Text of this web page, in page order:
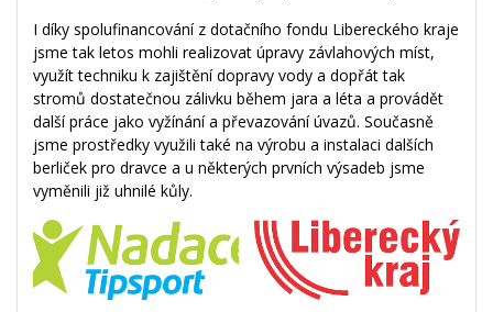
I díky spolufinancování z dotačního fondu Libereckého kraje
jsme tak letos mohli realizovat úpravy závlahových míst,
využít techniku k zajištění dopravy vody a dopřát tak
stromů dostatečnou zálivku během jara a léta a provádět
další práce jako vyžínání a převazování úvazů. Současně
jsme prostředky využili také na výrobu a instalaci dalších
berliček pro dravce a u některých prvních výsadeb jsme
vyměnili již uhnilé kůly.